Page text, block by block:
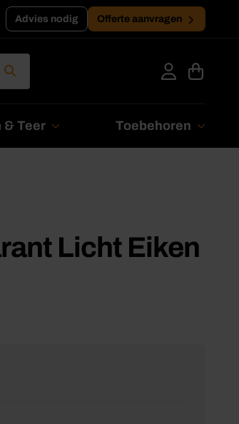
Advies nodig Offerte aanvragen
& Teer Toebehoren
Licht Eiken